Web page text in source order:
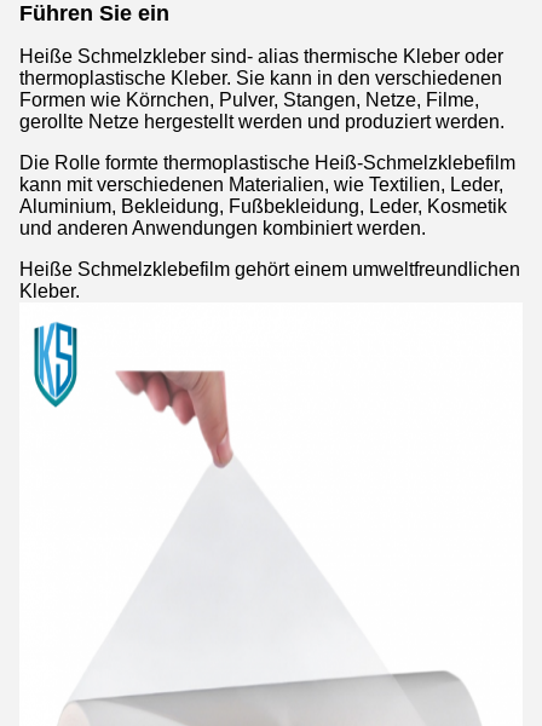
Führen Sie ein
Heiße Schmelzkleber sind- alias thermische Kleber oder
thermoplastische Kleber. Sie kann in den verschiedenen
Formen wie Körnchen, Pulver, Stangen, Netze, Filme,
gerollte Netze hergestellt werden und produziert werden.
Die Rolle formte thermoplastische Heiß-Schmelzklebefilm
kann mit verschiedenen Materialien, wie Textilien, Leder,
Aluminium, Bekleidung, Fußbekleidung, Leder, Kosmetik
und anderen Anwendungen kombiniert werden.
Heiße Schmelzklebefilm gehört einem umweltfreundlichen
Kleber.